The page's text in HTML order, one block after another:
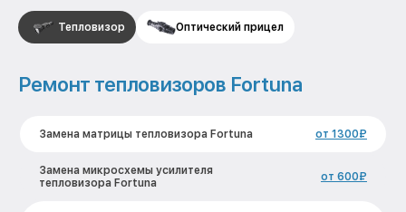
Тепловизор Оптический прицел
Ремонт тепловизоров Fortuna
Замена матрицы тепловизора Fortuna от 1300₽
Замена микросхемы усилителя
тепловизора Fortuna
от 600₽